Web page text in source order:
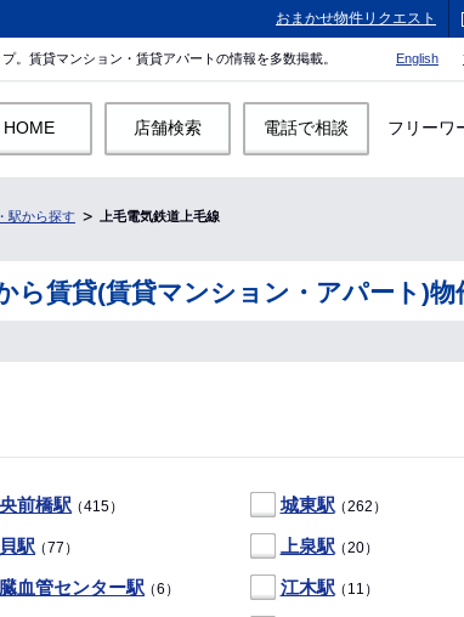
おまかせ物件リクエスト
。賃貸マンション・賃貸アパートの情報を多数掲載。 English
HOME 店舗検索 電話で相談 フリーワ
駅から探す 上毛電気鉄道上毛線
ら賃貸(賃貸マンション・アパート)物
前橋駅（415） 城東駅（262）
駅（77） 上泉駅（20）
血管センター駅（6） 江木駅（11）